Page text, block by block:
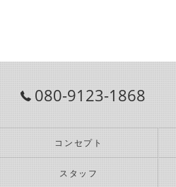
080-9123-1868
コンセプト
スタッフ